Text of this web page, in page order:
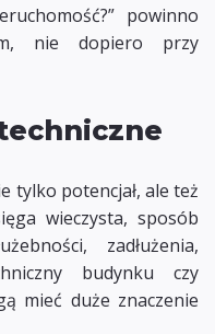
powinno
nie dopiero przy
tylko potencjał, ale też
wieczysta, sposób
zadłużenia,
budynku czy
mieć duże znaczenie